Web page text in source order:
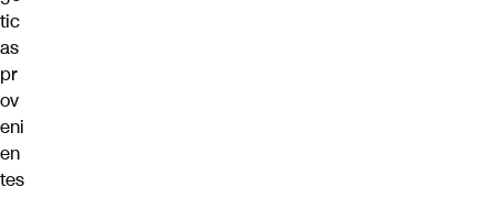
tic
as
pr
ov
eni
en
tes